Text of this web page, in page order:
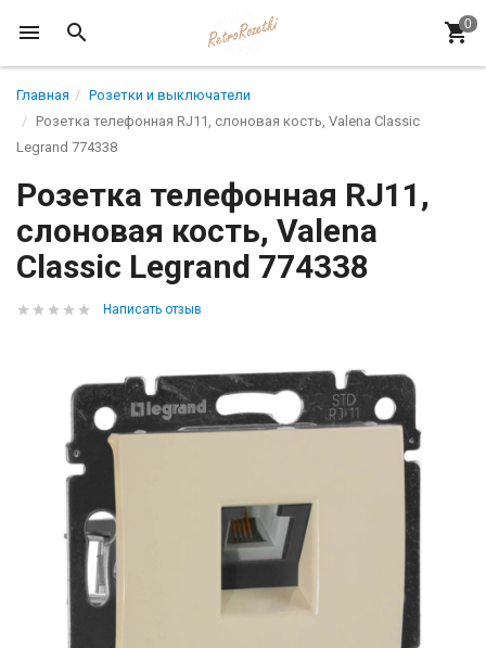
Главная
Розетки и выключатели
Розетка телефонная RJ11, слоновая кость, Valena Classic
Legrand 774338
Розетка телефонная RJ11,
слоновая кость, Valena
Classic Legrand 774338
Написать отзыв